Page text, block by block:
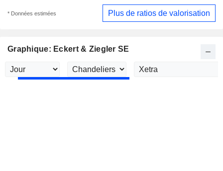
* Données estimées Plus de ratios de valorisation
Graphique: Eckert & Ziegler SE